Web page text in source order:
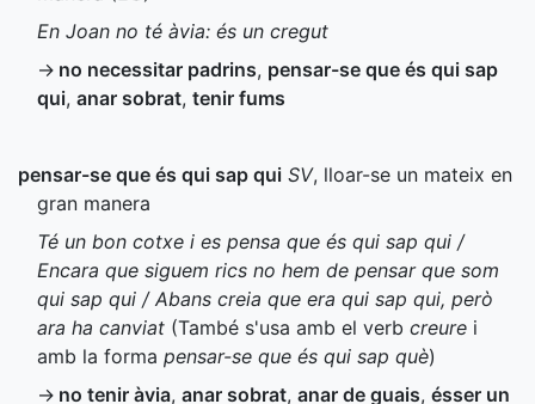
En Joan no té àvia: és un cregut
→ no necessitar padrins, pensar-se que és qui sap
qui, anar sobrat, tenir fums
pensar-se que és qui sap qui SV, lloar-se un mateix en
gran manera
Té un bon cotxe i es pensa que és qui sap qui /
Encara que siguem rics no hem de pensar que som
qui sap qui / Abans creia que era qui sap qui, però
ara ha canviat (També s'usa amb el verb creure i
amb la forma pensar-se que és qui sap què)
→ no tenir àvia, anar sobrat, anar de guais, ésser un